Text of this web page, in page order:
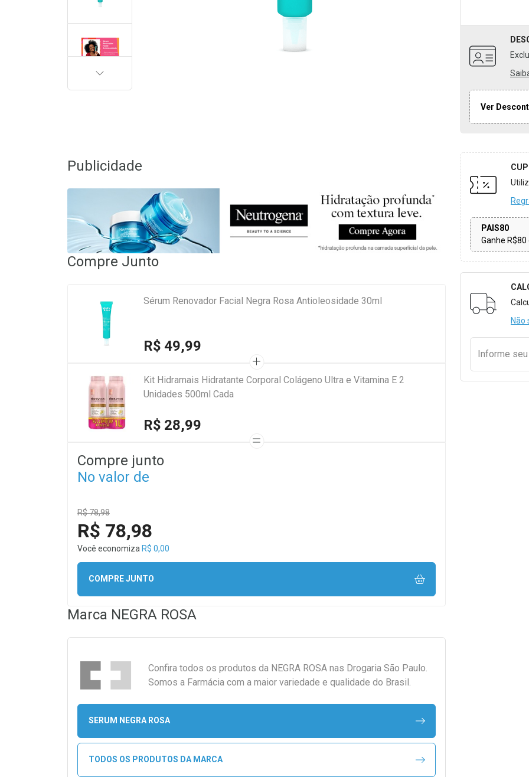
Ver
PAIS80
Ganhe
Não
Informe seu
PRÓXIMA
Publicidade
Compre Junto
Sérum Renovador Facial Negra Rosa Antioleosidade 30ml
R$ 49,99
Kit Hidramais Hidratante Corporal Colágeno Ultra e Vitamina E 2
Unidades 500ml Cada
R$ 28,99
Compre junto
No valor de
R$ 78,98
R$ 78,98
Você economiza R$ 0,00
COMPRE JUNTO
Marca NEGRA ROSA
Confira todos os produtos da NEGRA ROSA nas Drogaria São Paulo.
Somos a Farmácia com a maior variedade e qualidade do Brasil.
SERUM NEGRA ROSA
TODOS OS PRODUTOS DA MARCA